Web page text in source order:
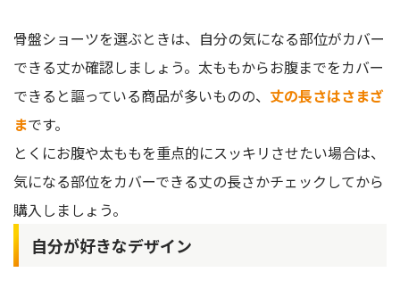
骨盤ショーツを選ぶときは、自分の気になる部位がカバー
できる丈か確認しましょう。太ももからお腹までをカバー
できると謳っている商品が多いものの、 丈の長さはさまざ
まです。
とくにお腹や太ももを重点的にスッキリさせたい場合は、
気になる部位をカバーできる丈の長さかチェックしてから
購入しましょう。
自分が好きなデザイン